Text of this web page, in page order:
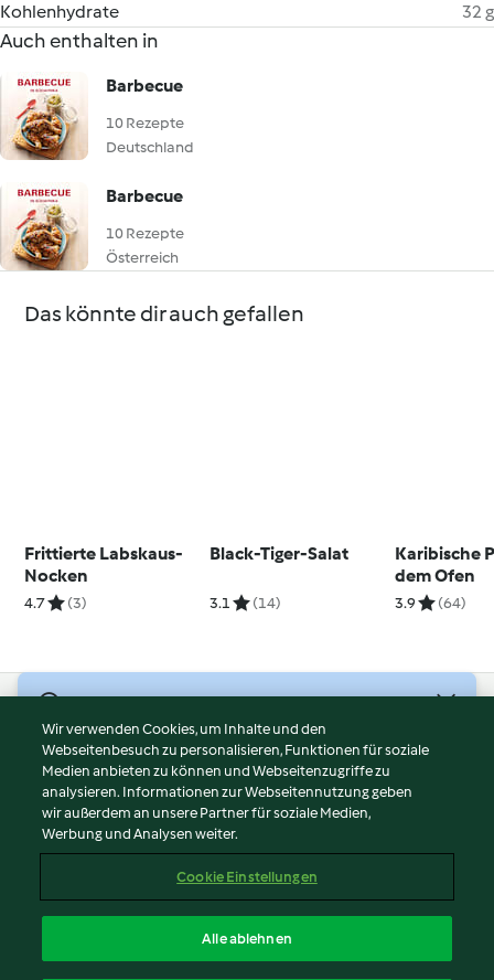
Kohlenhydrate
32 g
Auch enthalten in
Barbecue
10 Rezepte
Deutschland
Barbecue
10 Rezepte
Österreich
Das könnte dir auch gefallen
Frittierte Labskaus-
Nocken
4.7 (3)
Black-Tiger-Salat
3.1 (14)
Karibische
dem Ofen
3.9 (64)
Nutzungsbedingungen
Datenschutzrichtlinien
Disclaimer
Impressum
Inhalt melden
Erklärung zur Barrierefreiheit
Wir verwenden Cookies, um Inhalte und den
Webseitenbesuch zu personalisieren, Funktionen für soziale
Medien anbieten zu können und Webseitenzugriffe zu
analysieren. Informationen zur Webseitennutzung geben
wir außerdem an unsere Partner für soziale Medien,
Werbung und Analysen weiter.
Cookie Einstellungen
Alle ablehnen